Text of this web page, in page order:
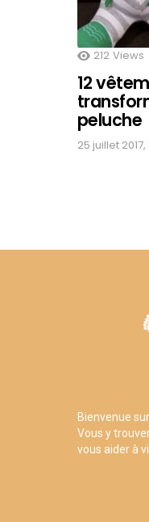
212 Views
12
peluche
25 juillet 2017,
Bienvenue
Vous y
vous aider à